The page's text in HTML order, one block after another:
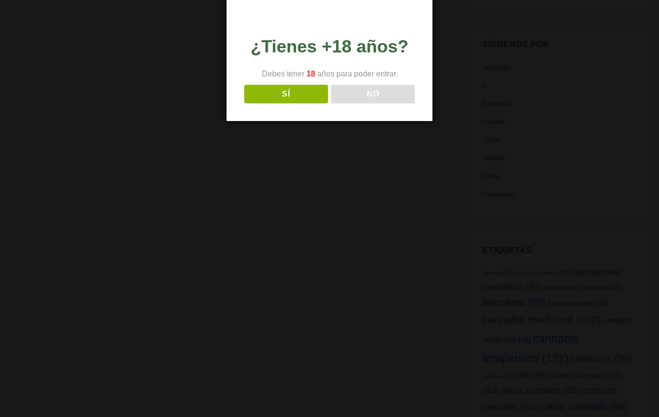
Instagram
X
Facebook
Linkedin
Tiktok
Youtube
Vimeo
Foursquare
alemania (27) asociaciones (39)
asociaciones
cannabicas (61) autocultivo cannabis (40)
barcelona (82) cannabinoides (45)
cannabis medicinal (100) cannabis
social club (45) cannabis
terapeutico (121) catalunya (76)
cañamo (26) cbd (65) clubes cannabis (53)
club social cannabis (65) consumo
cannabis (64) cultivo cannabis (84)
¿Tienes +18 años?
Debes tener 18años para poder entrar.
SÍ NO